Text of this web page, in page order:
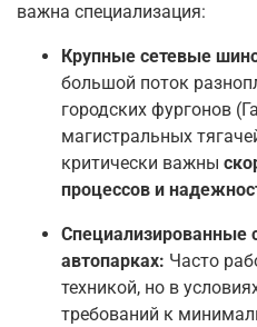
важна специализация:
Крупные сетевые
большой поток
городских фургонов
магистральных
критически важны
процессов и
Специализированные
автопарках: Часто
техникой, но в
требований к